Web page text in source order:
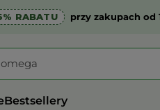
RABATU przy zakupach od
Bestsellery